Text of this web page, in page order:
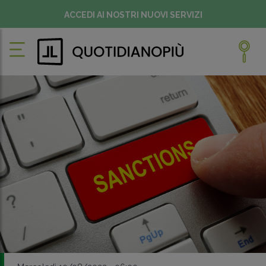
ACCEDI AI NOSTRI NUOVI SERVIZI